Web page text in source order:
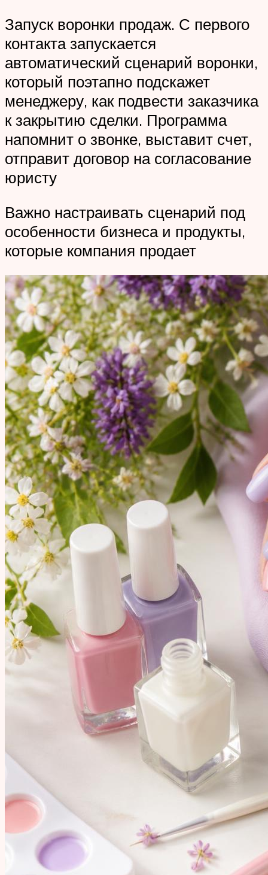
Запуск воронки продаж. С первого
контакта запускается
автоматический сценарий воронки,
который поэтапно подскажет
менеджеру, как подвести заказчика
к закрытию сделки. Программа
напомнит о звонке, выставит счет,
отправит договор на согласование
юристу
Важно настраивать сценарий под
особенности бизнеса и продукты,
которые компания продает